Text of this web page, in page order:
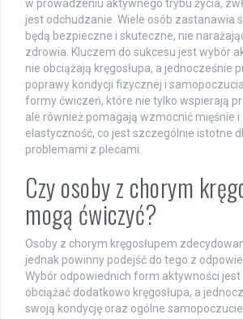
w prowadzeniu aktywnego trybu życia,
jest odchudzanie. Wiele osób zastanawia
będą bezpieczne i skuteczne, nie
zdrowia. Kluczem do sukcesu jest wybór
nie obciążają kręgosłupa, a jednocześnie
poprawy kondycji fizycznej i
formy ćwiczeń, które nie tylko wspierają
ale również pomagają wzmocnić mięśnie
elastyczność, co jest szczególnie istotne
problemami z plecami.
Czy osoby z chorym
mogą ćwiczyć?
Osoby z chorym kręgosłupem
jednak powinny podejść do tego z
Wybór odpowiednich form aktywności jest
obciążać dodatkowo kręgosłupa, a
swoją kondycję oraz ogólne